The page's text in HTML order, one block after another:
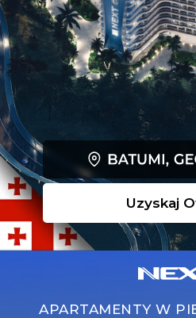
Uzyskaj
APARTAMENTY W